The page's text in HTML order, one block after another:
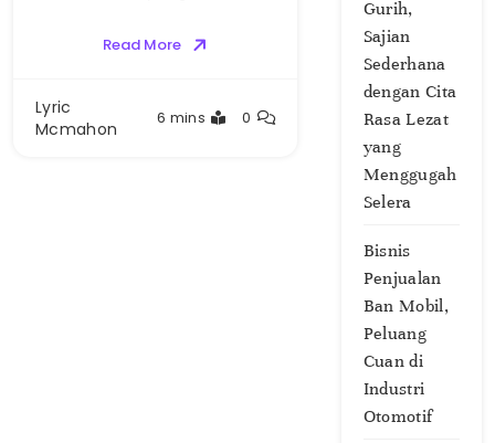
Read More
Lyric
Mcmahon
6 mins 0
Gurih,
Sajian
Sederhana
dengan Cita
Rasa Lezat
yang
Menggugah
Selera
Bisnis
Penjualan
Ban Mobil,
Peluang
Cuan di
Industri
Otomotif